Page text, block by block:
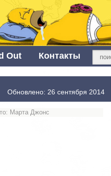
Out Контакты
Обновлено: 26 сентября 2014
Марта Джонс